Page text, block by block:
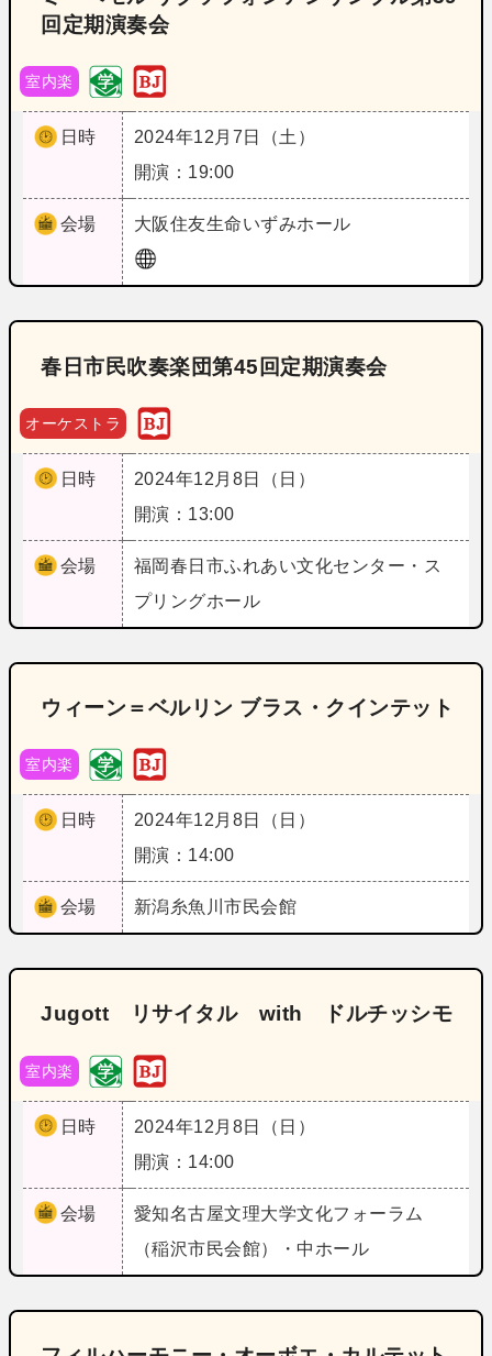
回定期演奏会
室内楽
日時
2024年12月7日（土）
開演：19:00
会場 大阪住友生命いずみホール
春日市民吹奏楽団第45回定期演奏会
オーケストラ
日時
2024年12月8日（日）
開演：13:00
会場 福岡春日市ふれあい文化センター・ス
プリングホール
ウィーン＝ベルリン ブラス・クインテット
室内楽
日時
2024年12月8日（日）
開演：14:00
会場 新潟 糸魚川市民会館
Jugott リサイタル with ドルチッシモ
室内楽
日時
2024年12月8日（日）
開演：14:00
会場 愛知名古屋文理大学文化フォーラム
（稲沢市民会館）・中ホール